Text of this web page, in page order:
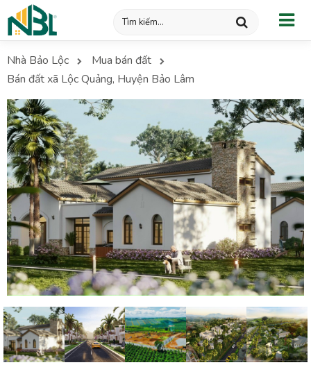
Nhà Bảo Lộc
Mua bán đất
Bán đất xã Lộc Quảng, Huyện Bảo Lâm